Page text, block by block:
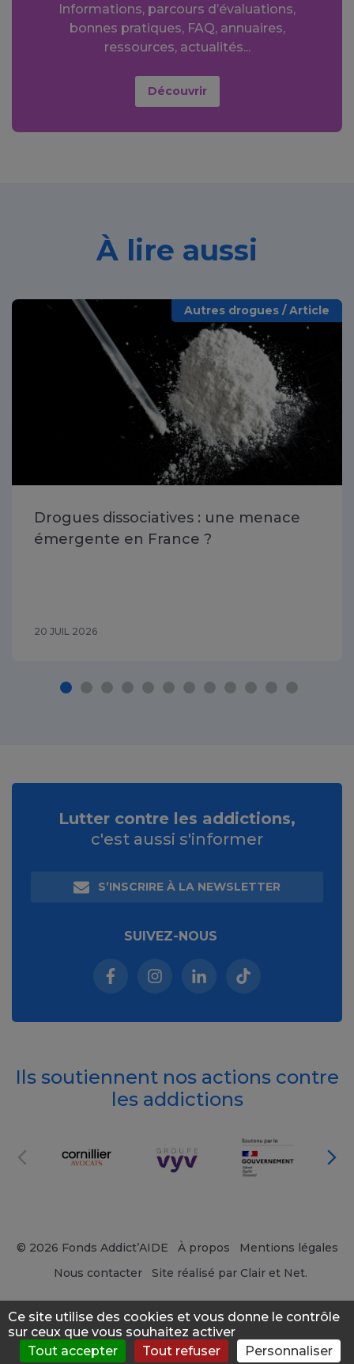
Menu S'évaluer Consulter Forum News
Informations, parcours d’évaluations,
bonnes pratiques, FAQ, annuaires,
ressources, actualités...
Découvrir
À lire aussi
Autres drogues / Article
Drogues dissociatives : une menace
émergente en France ?
20 JUIL 2026
Lutter contre les addictions,
c'est aussi s'informer
S’INSCRIRE À LA NEWSLETTER
SUIVEZ-NOUS
Facebook (nouvelle fenêtre)
Instagram (nouvelle fenêtre)
Linkedin (nouvelle
Tiktok (nouvelle
Ils soutiennent nos actions contre
les addictions
© 2026 Fonds Addict’AIDE À propos
Mentions légales
Nous contacter
Site réalisé par Clair et Net.
Ce site utilise des cookies et vous donne le contrôle
sur ceux que vous souhaitez activer
Tout accepter
Tout refuser Personnaliser